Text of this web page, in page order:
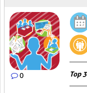
0 Top 3